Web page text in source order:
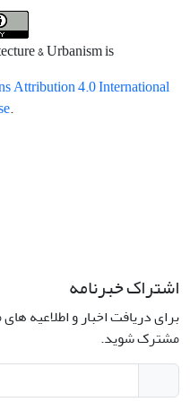
& Urbanism is
Attribution 4.0 International
.
اشتراک خبرنامه
برای دریافت اخبار و اطلاعیه
مشترک شوید.